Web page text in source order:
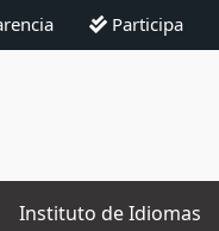
Participa
Instituto de Idiomas